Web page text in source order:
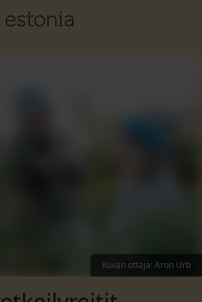
Kuvan ottaja: Aron Urb